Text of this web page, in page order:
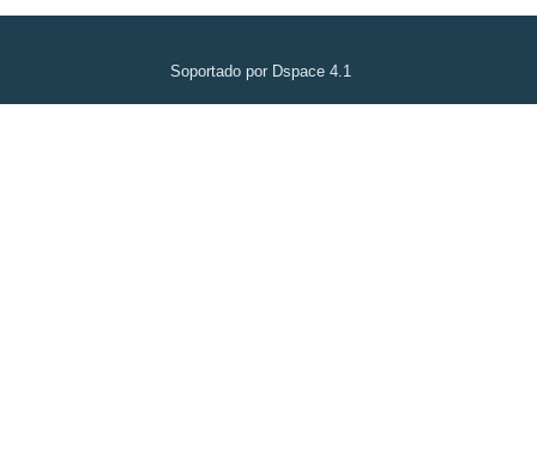
Soportado por Dspace 4.1